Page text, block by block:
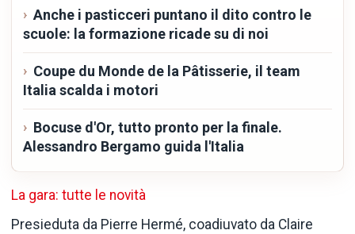
Anche i pasticceri puntano il dito contro le
scuole: la formazione ricade su di noi
Coupe du Monde de la Pâtisserie, il team
Italia scalda i motori
Bocuse d'Or, tutto pronto per la finale.
Alessandro Bergamo guida l'Italia
La gara: tutte le novità
Presieduta da Pierre Hermé, coadiuvato da Claire